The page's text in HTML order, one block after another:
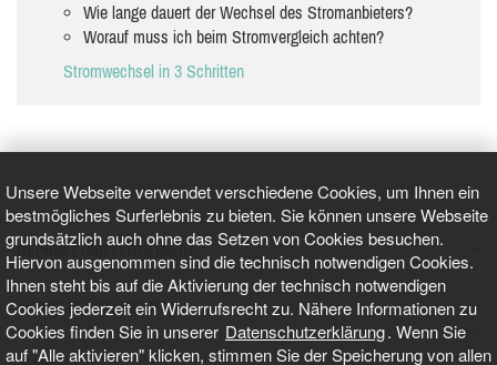
Unsere Webseite verwendet verschiedene Cookies, um Ihnen ein
bestmögliches Surferlebnis zu bieten. Sie können unsere Webseite
grundsätzlich auch ohne das Setzen von Cookies besuchen.
Hiervon ausgenommen sind die technisch notwendigen Cookies.
Ihnen steht bis auf die Aktivierung der technisch notwendigen
Cookies jederzeit ein Widerrufsrecht zu. Nähere Informationen zu
Cookies finden Sie in unserer Datenschutzerklärung. Wenn Sie
auf "Alle aktivieren" klicken, stimmen Sie der Speicherung von allen
Wie lange dauert der Wechsel des Stromanbieters?
Worauf muss ich beim Stromvergleich achten?
Stromwechsel in 3 Schritten
GEPRÜFT UND ZERTIFIZIERT
AKTUELLE NACHRICHTEN